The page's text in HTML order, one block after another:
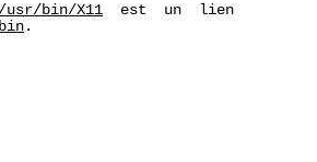
/usr/bin/X11
  est  un  lien
.